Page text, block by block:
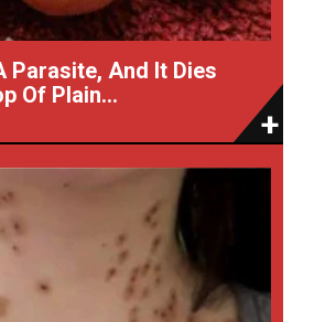
Parasite, And It Dies
Of Plain...